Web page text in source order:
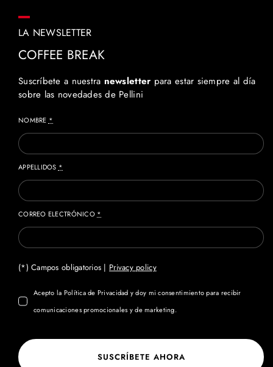
LA NEWSLETTER
COFFEE BREAK
Suscríbete a nuestra newsletter para estar siempre al día
sobre las novedades de Pellini
NOMBRE *
APPELLIDOS *
CORREO ELECTRÓNICO *
(*) Campos obligatorios | Privacy policy
Acepto la Política de Privacidad y doy mi consentimiento para recibir
comunicaciones promocionales y de marketing.
SUSCRÍBETE AHORA